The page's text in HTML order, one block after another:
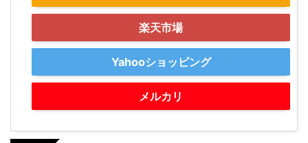
楽天市場
Yahooショッピング
メルカリ